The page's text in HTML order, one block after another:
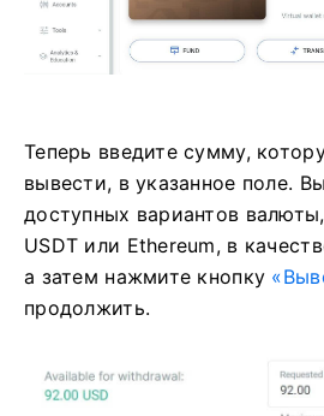
вывода (это обязательно).
Теперь введите сумму,
доступных вариантов
USDT или Ethereum, в